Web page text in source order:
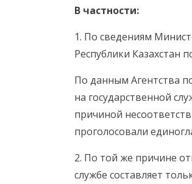
В частности:
1. По сведениям
Республики Казахстан
По данным Агентства
на государственной
причиной
проголосовали
2. По той же причине
службе составляет